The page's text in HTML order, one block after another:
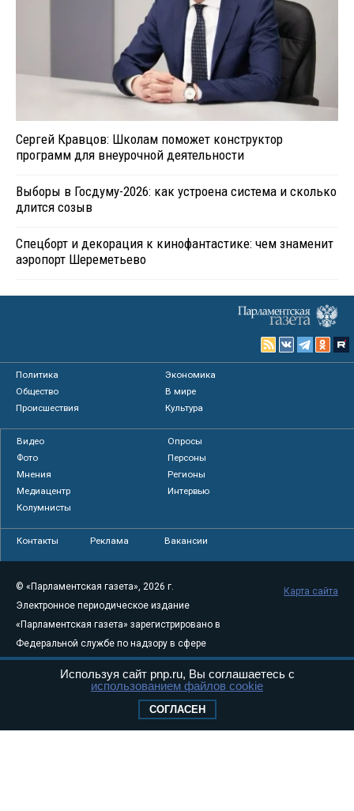
Сергей Кравцов: Школам поможет конструктор
программ для внеурочной деятельности
Выборы в Госдуму-2026: как устроена система и сколько
длится созыв
Спецборт и декорация к кинофантастике: чем знаменит
аэропорт Шереметьево
Политика
Экономика
Общество
В мире
Происшествия
Культура
Видео
Опросы
Фото
Персоны
Мнения
Регионы
Медиацентр
Интервью
Колумнисты
Контакты Реклама Вакансии
© «Парламентская газета», 2026 г.
Электронное периодическое издание
«Парламентская газета» зарегистрировано в
Федеральной службе по надзору в сфере
связи, информационных технологий и
массовых коммуникаций (Роскомнадзор) 05
Свидетельство о регистрации Эл № ФС77-
Карта сайта
Используя сайт pnp.ru, Вы соглашаетесь с
использованием файлов cookie
СОГЛАСЕН